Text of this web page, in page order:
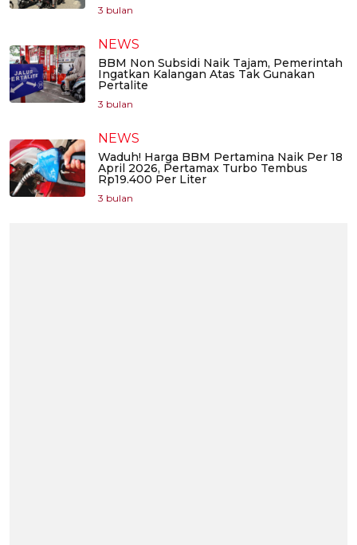
3 bulan
NEWS
BBM Non Subsidi Naik Tajam, Pemerintah
Ingatkan Kalangan Atas Tak Gunakan
Pertalite
3 bulan
NEWS
Waduh! Harga BBM Pertamina Naik Per 18
April 2026, Pertamax Turbo Tembus
Rp19.400 Per Liter
3 bulan